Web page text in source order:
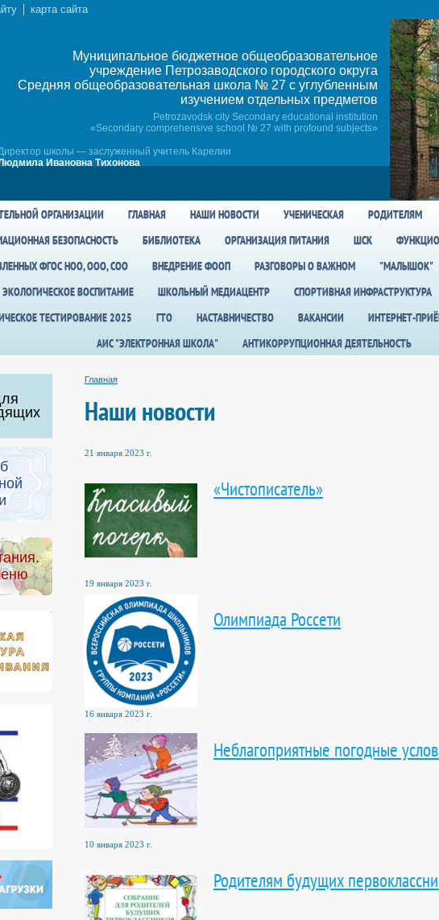
карта сайта
Муниципальное бюджетное общеобразовательное
учреждение Петрозаводского городского округа
Средняя общеобразовательная школа № 27 c углубленным
изучением отдельных предметов
Petrozavodsk city Secondary educational institution
«Secondary comprehensive school № 27 with profound subjects»
школы — заслуженный учитель Карелии
Ивановна Тихонова
ОРГАНИЗАЦИИ ГЛАВНАЯ НАШИ НОВОСТИ УЧЕНИЧЕСКАЯ РОДИТЕЛЯМ
БЕЗОПАСНОСТЬ
БИБЛИОТЕКА ОРГАНИЗАЦИЯ ПИТАНИЯ ШСК
ФГОС НОО, ООО, СОО
ВНЕДРЕНИЕ ФООП РАЗГОВОРЫ О ВАЖНОМ "МАЛЫШОК"
ЭКОЛОГИЧЕСКОЕ ВОСПИТАНИЕ
ШКОЛЬНЫЙ МЕДИАЦЕНТР СПОРТИВНАЯ ИНФРАСТРУКТУРА
ТЕСТИРОВАНИЕ 2025
ГТО НАСТАВНИЧЕСТВО ВАКАНСИИ ИНТЕРНЕТ-
АИС "ЭЛЕКТРОННАЯ ШКОЛА"
АНТИКОРРУПЦИОННАЯ ДЕЯТЕЛЬНОСТЬ
Главная
Наши новости
21 января 2023 г.
«Чистописатель»
19 января 2023 г.
Олимпиада Россети
16 января 2023 г.
Неблагоприятные погодные
10 января 2023 г.
Родителям будущих